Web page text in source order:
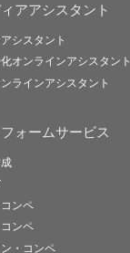
アアシスタント
シスタント
オンラインアシスタント
ラインアシスタント
ォームサービス
ンペ
ンペ
・コンペ